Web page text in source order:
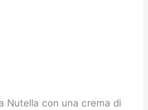
Nutella con una crema di